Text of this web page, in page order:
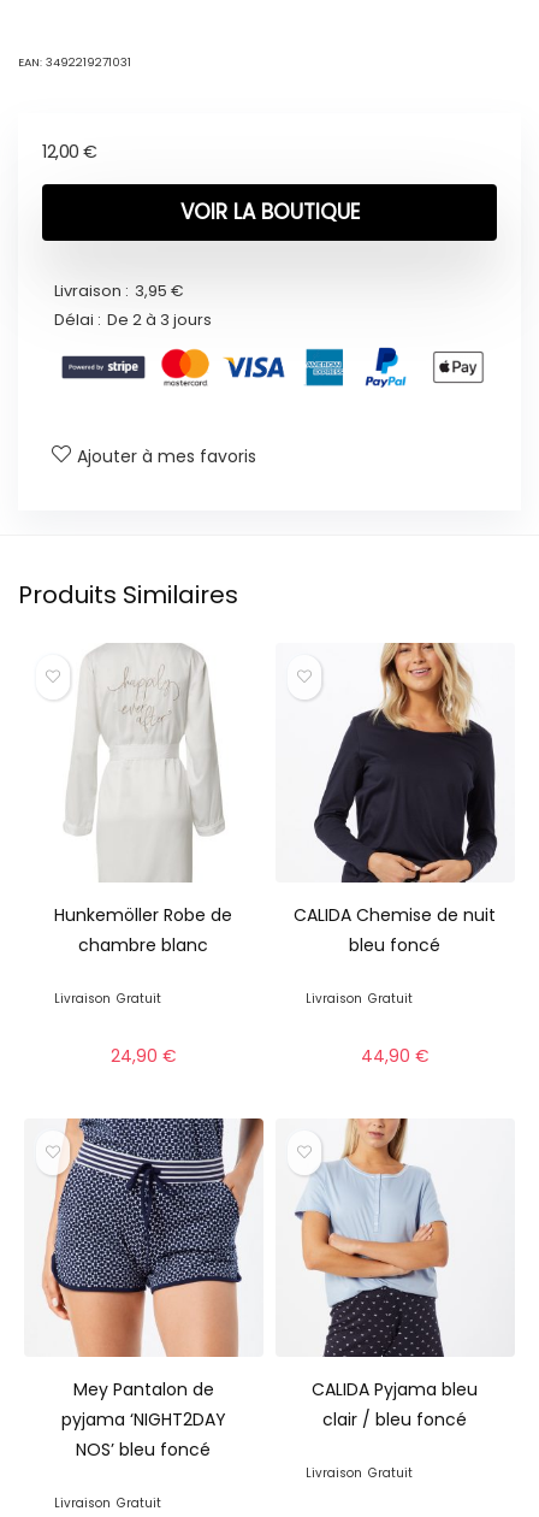
EAN: 3492219271031
12,00 €
VOIR LA BOUTIQUE
Livraison : 3,95 €
Délai : De 2 à 3 jours
Ajouter à mes favoris
Produits Similaires
Hunkemöller Robe de
chambre blanc
Livraison Gratuit
24,90 €
CALIDA Chemise de nuit
bleu foncé
Livraison Gratuit
44,90 €
Mey Pantalon de
pyjama ‘NIGHT2DAY
NOS’ bleu foncé
Livraison Gratuit
CALIDA Pyjama bleu
clair / bleu foncé
Livraison Gratuit